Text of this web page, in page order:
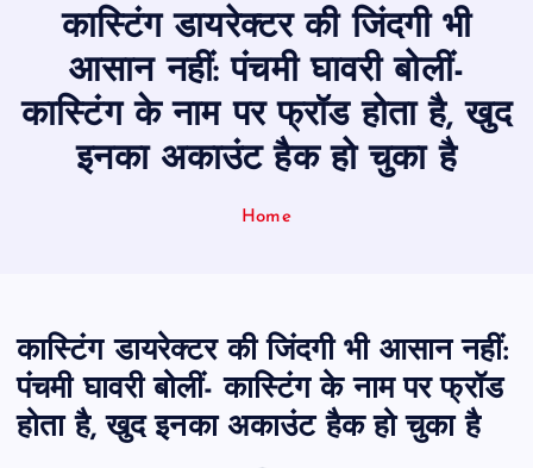
कास्टिंग डायरेक्टर की जिंदगी भी
आसान नहीं: पंचमी घावरी बोलीं-
कास्टिंग के नाम पर फ्रॉड होता है, खुद
इनका अकाउंट हैक हो चुका है
Home
कास्टिंग डायरेक्टर की जिंदगी भी आसान नहीं:
पंचमी घावरी बोलीं- कास्टिंग के नाम पर फ्रॉड
होता है, खुद इनका अकाउंट हैक हो चुका है